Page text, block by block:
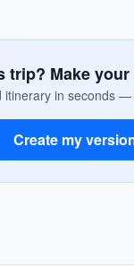
trip? Make
itinerary in seconds
Create my